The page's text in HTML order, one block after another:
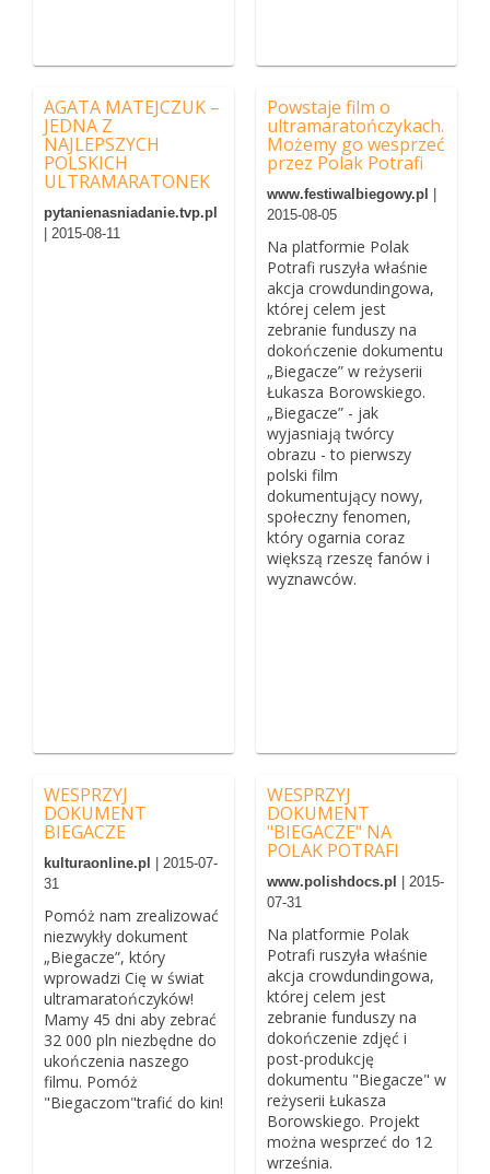
AGATA MATEJCZUK –
JEDNA Z
NAJLEPSZYCH
POLSKICH
ULTRAMARATONEK
pytanienasniadanie.tvp.pl
| 2015-08-11
Powstaje film o
ultramaratończykach.
Możemy go wesprzeć
przez Polak Potrafi
www.festiwalbiegowy.pl |
2015-08-05
Na platformie Polak
Potrafi ruszyła właśnie
akcja crowdundingowa,
której celem jest
zebranie funduszy na
dokończenie dokumentu
„Biegacze” w reżyserii
Łukasza Borowskiego.
„Biegacze” - jak
wyjasniają twórcy
obrazu - to pierwszy
polski film
dokumentujący nowy,
społeczny fenomen,
który ogarnia coraz
większą rzeszę fanów i
wyznawców.
WESPRZYJ
DOKUMENT
BIEGACZE
kulturaonline.pl | 2015-07-
31
Pomóż nam zrealizować
niezwykły dokument
„Biegacze”, który
wprowadzi Cię w świat
ultramaratończyków!
Mamy 45 dni aby zebrać
32 000 pln niezbędne do
ukończenia naszego
filmu. Pomóż
"Biegaczom"trafić do kin!
WESPRZYJ
DOKUMENT
"BIEGACZE" NA
POLAK POTRAFI
www.polishdocs.pl | 2015-
07-31
Na platformie Polak
Potrafi ruszyła właśnie
akcja crowdundingowa,
której celem jest
zebranie funduszy na
dokończenie zdjęć i
post-produkcję
dokumentu "Biegacze" w
reżyserii Łukasza
Borowskiego. Projekt
można wesprzeć do 12
września.